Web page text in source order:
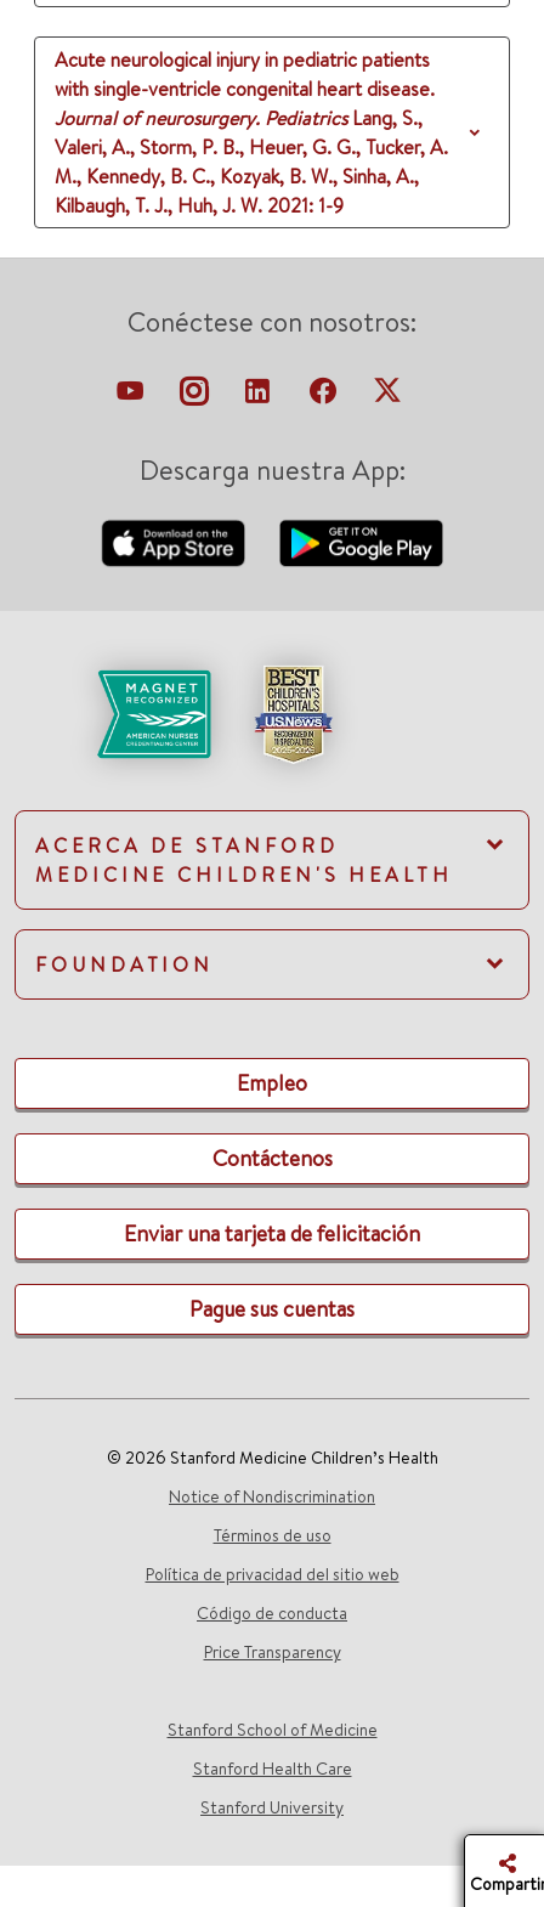
Acute neurological injury in pediatric patients
with single-ventricle congenital heart disease.
Journal of neurosurgery. Pediatrics Lang, S.,
Valeri, A., Storm, P. B., Heuer, G. G., Tucker, A.
M., Kennedy, B. C., Kozyak, B. W., Sinha, A.,
Kilbaugh, T. J., Huh, J. W. 2021: 1-9
Conéctese con nosotros:
Descarga nuestra App:
ACERCA DE STANFORD
MEDICINE CHILDREN'S HEALTH
FOUNDATION
Empleo
Contáctenos
Enviar una tarjeta de felicitación
Pague sus cuentas
© 2026 Stanford Medicine Children’s Health
Notice of Nondiscrimination
Términos de uso
Política de privacidad del sitio web
Código de conducta
Price Transparency
Stanford School of Medicine
Stanford Health Care
Stanford University